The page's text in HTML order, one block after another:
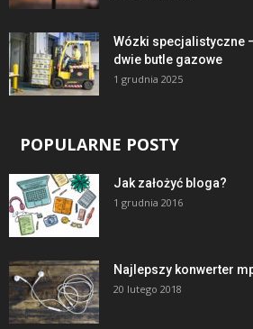
Wózki specjalistyczne
dwie butle gazowe
1 grudnia 2025
POPULARNE POSTY
Jak założyć bloga?
1 grudnia 2016
Najlepszy konwerter
20 lutego 2018